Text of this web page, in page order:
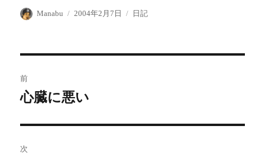
投
Manabu
投
2004年2月7日
カ
日記
稿
ビ
前
前
投
稿:
心臓に悪い
次